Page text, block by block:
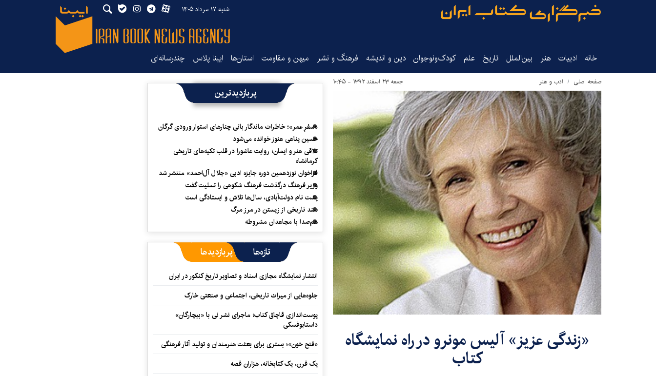
شنبه ۱۷ مرداد ۱۴۰۵
خانه ادبیات هنر بین‌الملل تاریخ‌ علم کودک‌ونوجوان دین و اندیشه فرهنگ و نشر میهن و مقاومت استان‌ها ایبنا پلاس چندرسانه‌ای
صفحه اصلی ادب و هنر جمعه ۲۳ اسفند ۱۳۹۲ - ۱۰:۴۵
«زندگی عزیز» آلیس مونرو در راه نمایشگاه
کتاب
پربازدیدترین
«سفرِ عمر»؛ خاطرات ماندگار بانی چنارهای استوار ورودی گرگان
حسین پناهی هنوز خوانده می‌شود
تلاقی هنر و ایمان؛ روایت عاشورا در قلب تکیه‌های تاریخی
کرمانشاه
فراخوان نوزدهمین دوره جایزه ادبی «جلال آل‌احمد» منتشر شد
وزیر فرهنگ درگذشت فرهنگ شکوهی را تسلیت گفت
پشت نام دولت‌آبادی، سال‌ها تلاش و ایستادگی است
سند تاریخی از زیستن در مرز مرگ
هم‌صدا با مجاهدان مشروطه
تازه‌ها پربازدیدها
انتشار نمایشگاه مجازی اسناد و تصاویر تاریخ کنکور در ایران
جلوه‌هایی از میراث تاریخی، اجتماعی و صنعتی خارک
پوست‌اندازی قاچاق کتاب؛ ماجرای نشر نی با «بیچارگان»
داستایوفسکی
«فتح خون»؛ بستری برای بعثت هنرمندان و تولید آثار فرهنگی
یک قرن، یک کتابخانه، هزاران قصه